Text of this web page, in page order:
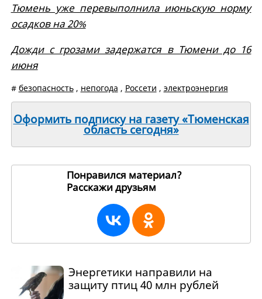
Тюмень уже перевыполнила июньскую норму
осадков на 20%
Дожди с грозами задержатся в Тюмени до 16
июня
# безопасность, непогода , Россети , электроэнергия
Оформить подписку на газету «Тюменская
область сегодня»
Понравился материал?
Расскажи друзьям
Энергетики направили на
защиту птиц 40 млн рублей